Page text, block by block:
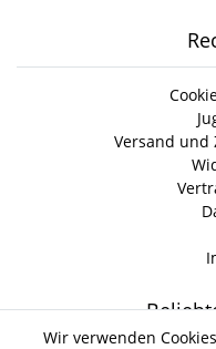
Versand und
Wir verwenden